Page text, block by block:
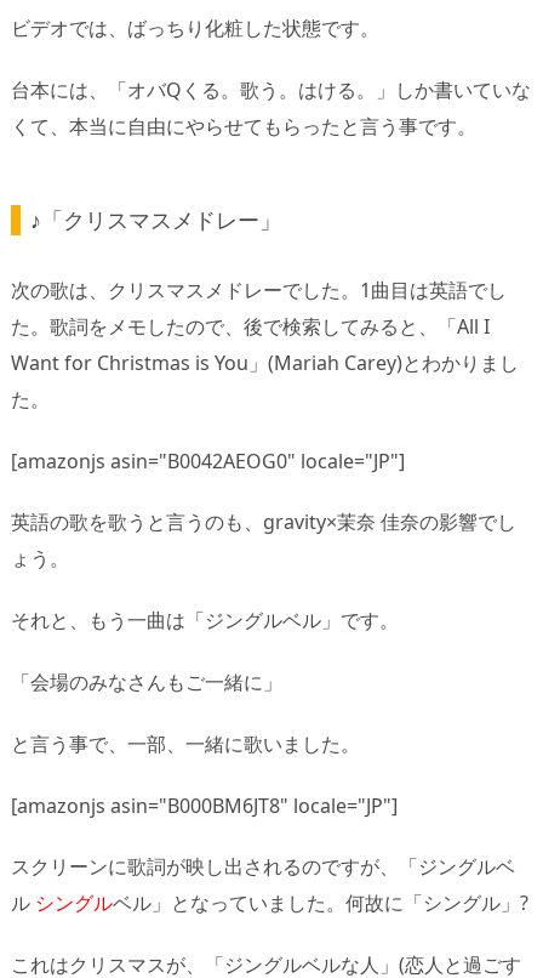
ビデオでは、ばっちり化粧した状態です。
台本には、「オバQくる。歌う。はける。」しか書いていな
くて、本当に自由にやらせてもらったと言う事です。
♪「クリスマスメドレー」
次の歌は、クリスマスメドレーでした。1曲目は英語でし
た。歌詞をメモしたので、後で検索してみると、「All I
Want for Christmas is You」(Mariah Carey)とわかりまし
た。
[amazonjs asin="B0042AEOG0" locale="JP"]
英語の歌を歌うと言うのも、gravity×茉奈 佳奈の影響でし
ょう。
それと、もう一曲は「ジングルベル」です。
「会場のみなさんもご一緒に」
と言う事で、一部、一緒に歌いました。
[amazonjs asin="B000BM6JT8" locale="JP"]
スクリーンに歌詞が映し出されるのですが、「ジングルベ
ル シングルベル」となっていました。何故に「シングル」?
これはクリスマスが、「ジングルベルな人」(恋人と過ごす